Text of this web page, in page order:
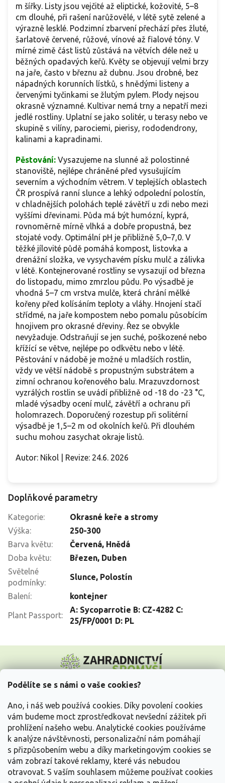
Podělíte se s námi o vaše cookies?
Ano, i náš web používá cookies. Díky povolení cookies
vám budeme moct zprostředkovat nevšední zážitek při
prohlížení našeho webu. Analytické cookies používáme
k analýze návštěvnosti, personalizační nám pomáhají
s přizpůsobením webu a díky marketingovým cookies se
vám zobrazí takové reklamy, které vás nebudou
otravovat. S vaším souhlasem můžeme používat cookies
m šířky. Listy jsou vejčité až eliptické, kožovité, 5–8
cm dlouhé, při rašení narůžovělé, v létě sytě zelené a
výrazně lesklé. Podzimní zbarvení přechází přes žluté,
šarlatově červené, růžové, vínové až fialové tóny. V
mírné zimě část listů zůstává na větvích déle než u
běžných opadavých keřů. Květy se objevují velmi brzy
na jaře, často v březnu až dubnu. Jsou drobné, bez
nápadných korunních lístků, s hnědými listeny a
červenými tyčinkami se žlutým pylem. Plody nejsou
okrasně významné. Kultivar nemá trny a nepatří mezi
jedlé rostliny. Uplatní se jako solitér, u terasy nebo ve
skupině s vilíny, parociemi, pierisy, rododendrony,
kalinami a kapradinami.
Pěstování: Vysazujeme na slunné až polostinné
stanoviště, nejlépe chráněné před vysušujícím
severním a východním větrem. V teplejších oblastech
ČR prospívá ranní slunce a lehký odpolední polostín,
v chladnějších polohách teplé závětří u zdi nebo mezi
vyššími dřevinami. Půda má být humózní, kyprá,
rovnoměrně mírně vlhká a dobře propustná, bez
stojaté vody. Optimální pH je přibližně 5,0–7,0. V
těžké jílovité půdě pomáhá kompost, listovka a
drenážní složka, ve vysychavém písku mulč a zálivka
v létě. Kontejnerované rostliny se vysazují od března
do listopadu, mimo zmrzlou půdu. Po výsadbě je
vhodná 5–7 cm vrstva mulče, která chrání mělké
kořeny před kolísáním teploty a vláhy. Hnojení stačí
střídmé, na jaře kompostem nebo pomalu působícím
hnojivem pro okrasné dřeviny. Řez se obvykle
nevyžaduje. Odstraňují se jen suché, poškozené nebo
křížící se větve, nejlépe po odkvětu nebo v létě.
Pěstování v nádobě je možné u mladších rostlin,
vždy ve větší nádobě s propustným substrátem a
zimní ochranou kořenového balu. Mrazuvzdornost
vyzrálých rostlin se uvádí přibližně od -18 do -23 °C,
mladé výsadby ocení mulč, závětří a ochranu při
holomrazech. Doporučený rozestup při solitérní
výsadbě je 1,5–2 m od okolních keřů. Při dlouhém
suchu mohou zasychat okraje listů.
Autor: Nikol | Revize: 24.6. 2026
Doplňkové parametry
Kategorie:
Okrasné keře a stromy
Výška:
250-300
Barva květu: Červená, Hnědá
Doba květu: Březen, Duben
Světelné
podmínky:
Slunce, Polostín
Balení: kontejner
Plant Passport:
A: Sycoparrotie B: CZ-4282 C:
25/FP/0001 D: PL
p
Vše o nákupu
Informace pro Vás
Kontakujte nás